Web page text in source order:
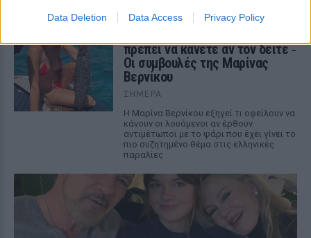
Data Deletion Data Access Privacy Policy
πρέπει να κάνετε αν τον δείτε ‑
Οι συμβουλές της Μαρίνας
Βερνίκου
ΣΉΜΕΡΑ
Η Μαρίνα Βερνίκου εξηγεί τι οφείλουν να
κάνουν οι λουόμενοι αν έρθουν
αντιμέτωποι με το ψάρι που έχει γίνει το
πιο συζητημένο θέμα στις ελληνικές
παραλίες